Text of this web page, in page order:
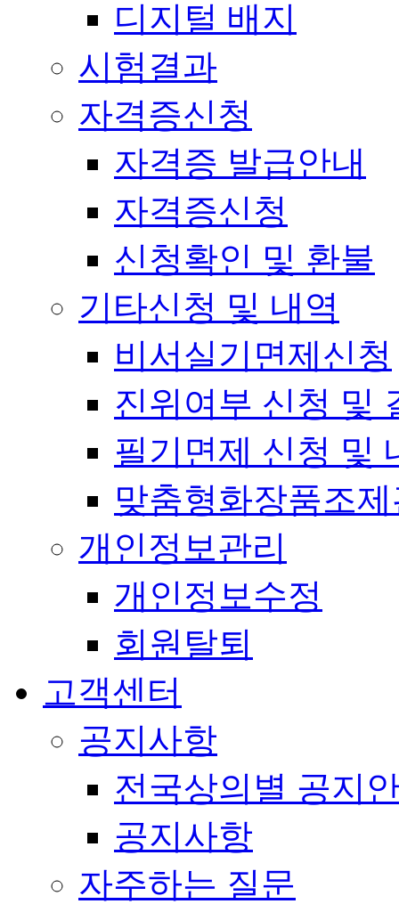
디지털 배지
시험결과
자격증신청
자격증 발급안내
자격증신청
신청확인 및 환불
기타신청 및 내역
비서실기면제신청
진위여부 신청 및
필기면제 신청 및
맞춤형화장품조
개인정보관리
개인정보수정
회원탈퇴
고객센터
공지사항
전국상의별 공지
공지사항
자주하는 질문